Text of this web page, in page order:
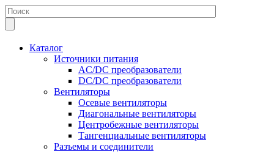
Каталог
Источники питания
AC/DC преобразователи
DC/DC преобразователи
Вентиляторы
Осевые вентиляторы
Диагональные вентиляторы
Центробежные вентиляторы
Тангенциальные вентиляторы
Разъемы и соединители